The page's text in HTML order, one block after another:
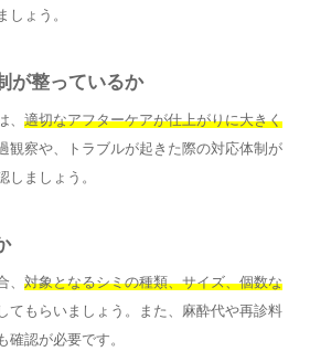
しょう。
が整っているか
適切なアフターケアが仕上がりに大きく
観察や、トラブルが起きた際の対応体制が
しましょう。
対象となるシミの種類、サイズ、個数な
てもらいましょう。また、麻酔代や再診料
確認が必要です。